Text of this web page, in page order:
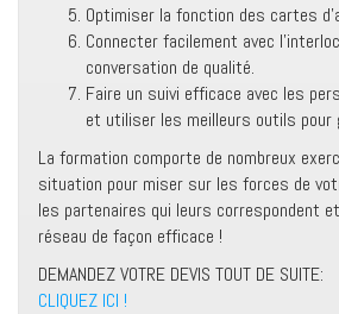
Optimiser la fonction des cartes
Connecter facilement avec
conversation de qualité.
Faire un suivi efficace avec les
et utiliser les meilleurs outils pour
La formation comporte de nombreux
situation pour miser sur les forces de
les partenaires qui leurs correspondent
réseau de façon efficace !
DEMANDEZ VOTRE DEVIS TOUT DE SUITE:
CLIQUEZ ICI !